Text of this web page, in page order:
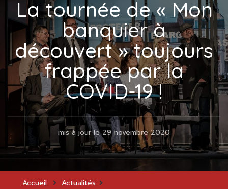
La tournée de « Mon
banquier à
découvert » toujours
frappée par la
COVID-19 !
mis à jour le29 novembre 2020
Accueil
Actualités